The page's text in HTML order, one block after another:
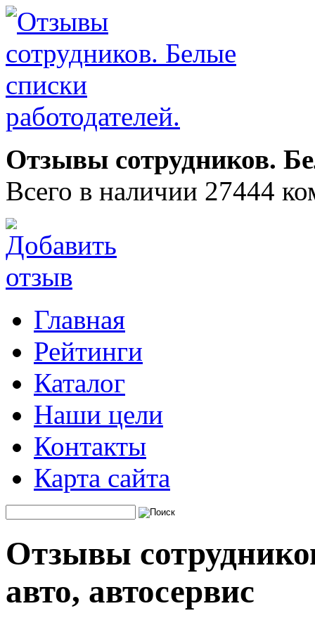
Отзывы сотрудников.
Всего в наличии 27444
Главная
Рейтинги
Каталог
Наши цели
Контакты
Карта сайта
Отзывы
авто, автосервис